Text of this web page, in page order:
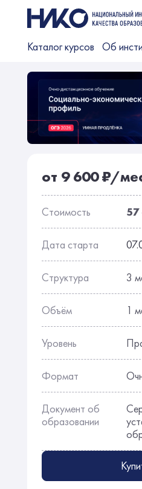
Каталог курсов Об
от 9 600 ₽/
Стоимость 57
Дата старта
Структура 3
Объём 1
Уровень
Формат
Документ об
образовании